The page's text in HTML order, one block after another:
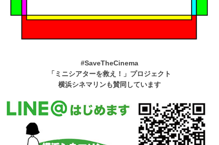
#SaveTheCinema
「ミニシアターを救え！」プロジェクト
横浜シネマリンも賛同しています